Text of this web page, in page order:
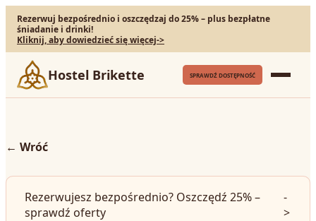
Rezerwuj bezpośrednio i oszczędzaj do 25% – plus bezpłatne
śniadanie i drinki!
Kliknij, aby dowiedzieć się więcej->
Hostel Brikette SPRAWDŹ DOSTĘPNOŚĆ
← Wróć
Rezerwujesz bezpośrednio? Oszczędź 25% –
sprawdź oferty
-
>